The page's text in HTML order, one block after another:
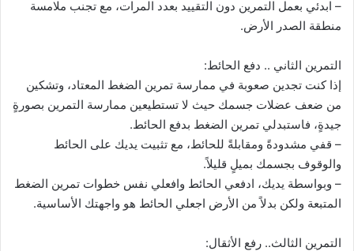
– ابدئي بعمل التمرين دون التقييد بعدد المرات، مع تجنب ملامسة
منطقة الصدر الأرض.
التمرين الثاني .. دفع الحائط:
إذا كنت تجدين صعوبة في ممارسة تمرين الضغط المعتاد، وتشكين
من ضعف عضلات جسمك حيث لا تستطيعين ممارسة التمرين بصورةٍ
جيدةٍ، فاستبدلي تمرين الضغط بدفع الحائط.
– قفي مشدودةً ومقابلةً للحائط، مع تثبيت يديك على الحائط
والوقوف بجسمك بميلٍ قليلاً.
– وبواسطة يديك، ادفعي الحائط وافعلي نفس خطوات تمرين الضغط
المتبعة ولكن بدلاً من الأرض اجعلي الحائط هو واجهتك الأساسية.
التمرين الثالث.. رفع الأثقال: